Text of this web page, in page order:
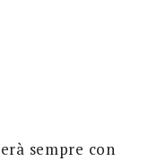
sempre con